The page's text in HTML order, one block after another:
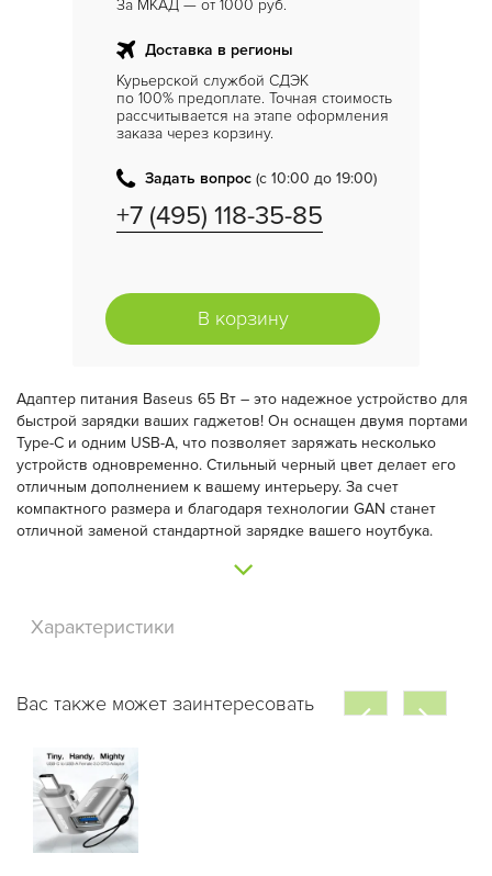
За МКАД — от 1000 руб.
Доставка в регионы
Курьерской службой СДЭК
по 100% предоплате. Точная стоимость
рассчитывается на этапе оформления
заказа через корзину.
Задать вопрос (с 10:00 до 19:00)
+7 (495) 118-35-85
В корзину
Адаптер питания Baseus 65 Вт – это надежное устройство для
быстрой зарядки ваших гаджетов! Он оснащен двумя портами
Type-C и одним USB-A, что позволяет заряжать несколько
устройств одновременно. Стильный черный цвет делает его
отличным дополнением к вашему интерьеру. За счет
компактного размера и благодаря технологии GAN станет
отличной заменой стандартной зарядке вашего ноутбука.
Характеристики
Вас также может заинтересовать